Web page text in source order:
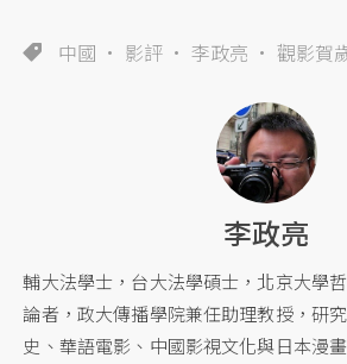
中國 影評 李政亮 觀影賀
李政亮
輔大法學士，台大法學碩士，北京大學
論者，政大傳播學院兼任助理教授，研
史、華語電影、中國影視文化與日本漫